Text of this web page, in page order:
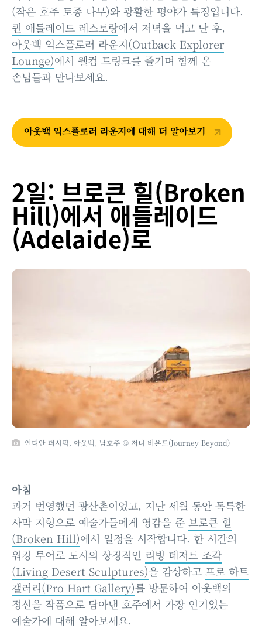
(작은 호주 토종 나무)와 광활한 평야가 특징입니다.
퀸 애들레이드 레스토랑에서 저녁을 먹고 난 후,
아웃백 익스플로러 라운지(Outback Explorer
Lounge)에서 웰컴 드링크를 즐기며 함께 온
손님들과 만나보세요.
아웃백 익스플로러 라운지에 대해 더 알아보기
2일: 브로큰 힐(Broken
Hill)에서 애들레이드
(Adelaide)로
인디안 퍼시픽, 아웃백, 남호주 © 저니 비욘드(Journey Beyond)
아침
과거 번영했던 광산촌이었고, 지난 세월 동안 독특한
사막 지형으로 예술가들에게 영감을 준 브로큰 힐
(Broken Hill)에서 일정을 시작합니다. 한 시간의
워킹 투어로 도시의 상징적인 리빙 데저트 조각
(Living Desert Sculptures)을 감상하고 프로 하트
갤러리(Pro Hart Gallery)를 방문하여 아웃백의
정신을 작품으로 담아낸 호주에서 가장 인기있는
예술가에 대해 알아보세요.